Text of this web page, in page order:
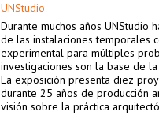
UNStudio
Durante muchos años UNStudio
de las instalaciones temporales
experimental para múltiples
investigaciones son la base de
La exposición presenta diez
durante 25 años de producción
visión sobre la práctica